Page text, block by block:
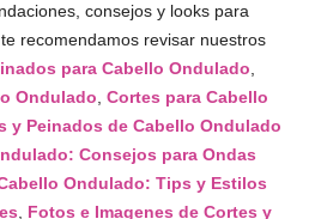
consejos y looks para
recomendamos revisar nuestros
para Cabello Ondulado
Ondulado Cortes para Cabello
y Peinados de Cabello Ondulado
Consejos para Ondas
Ondulado: Tips y Estilos
Fotos e Imagenes de Cortes y